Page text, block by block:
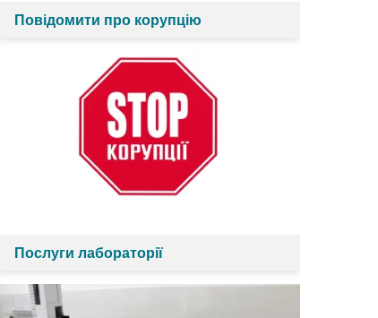
Повідомити про корупцію
Послуги лабораторії